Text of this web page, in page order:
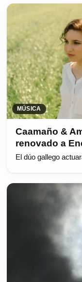
MÚSICA
Caamaño &
renovado a
El dúo gallego